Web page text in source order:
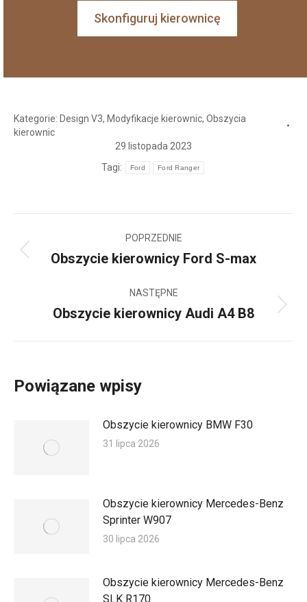
Skonfiguruj kierownicę
Kategorie: Design V3, Modyfikacje kierownic, Obszycia
kierownic
29 listopada 2023
Tagi:
Ford Ford Ranger
wpisów
POPRZEDNIE
Poprzedni
Obszycie kierownicy Ford S-max
NASTĘPNE
Następny
Obszycie kierownicy Audi A4 B8
Powiązane wpisy
Obszycie kierownicy BMW F30
31 lipca 2026
Obszycie kierownicy Mercedes-Benz
Sprinter W907
30 lipca 2026
Obszycie kierownicy Mercedes-Benz
SLK R170